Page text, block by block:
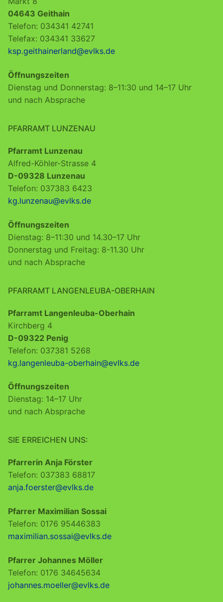
04643 Geithain
Telefon: 034341 42741
Telefax: 034341 33627
ksp.geithainerland@evlks.de
Öffnungszeiten
Dienstag und Donnerstag: 8–11:30 und 14–17 Uhr
und nach Absprache
PFARRAMT LUNZENAU
Pfarramt Lunzenau
Alfred-Köhler-Strasse 4
D-09328 Lunzenau
Telefon: 037383 6423
kg.lunzenau@evlks.de
Öffnungszeiten
Dienstag: 8–11:30 und 14.30–17 Uhr
Donnerstag und Freitag: 8-11.30 Uhr
und nach Absprache
PFARRAMT LANGENLEUBA-OBERHAIN
Pfarramt Langenleuba-Oberhain
Kirchberg 4
D-09322 Penig
Telefon: 037381 5268
kg.langenleuba-oberhain@evlks.de
Öffnungszeiten
Dienstag: 14–17 Uhr
und nach Absprache
SIE ERREICHEN UNS:
Pfarrerin Anja Förster
Telefon: 037383 68817
anja.foerster@evlks.de
Pfarrer Maximilian Sossai
Telefon: 0176 95446383
maximilian.sossai@evlks.de
Pfarrer Johannes Möller
Telefon: 0176 34645634
johannes.moeller@evlks.de